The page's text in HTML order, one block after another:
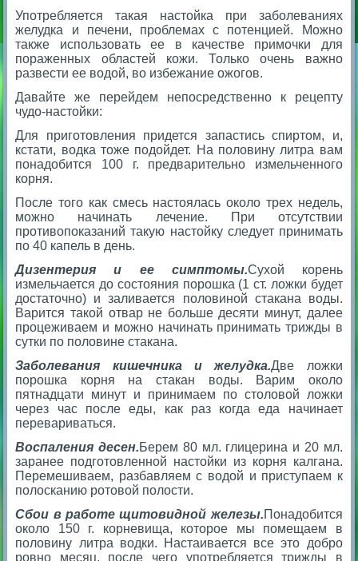
Употребляется такая настойка при заболеваниях
желудка и печени, проблемах с потенцией. Можно
также использовать ее в качестве примочки для
пораженных областей кожи. Только очень важно
развести ее водой, во избежание ожогов.
Давайте же перейдем непосредственно к рецепту
чудо-настойки:
Для приготовления придется запастись спиртом, и,
кстати, водка тоже подойдет. На половину литра вам
понадобится 100 г. предварительно измельченного
корня.
После того как смесь настоялась около трех недель,
можно начинать лечение. При отсутствии
противопоказаний такую настойку следует принимать
по 40 капель в день.
Дизентерия и ее симптомы.Сухой корень
измельчается до состояния порошка (1 ст. ложки будет
достаточно) и заливается половиной стакана воды.
Варится такой отвар не больше десяти минут, далее
процеживаем и можно начинать принимать трижды в
сутки по половине стакана.
Заболевания кишечника и желудка.Две ложки
порошка корня на стакан воды. Варим около
пятнадцати минут и принимаем по столовой ложки
через час после еды, как раз когда еда начинает
перевариваться.
Воспаления десен.Берем 80 мл. глицерина и 20 мл.
заранее подготовленной настойки из корня калгана.
Перемешиваем, разбавляем с водой и приступаем к
полосканию ротовой полости.
Сбои в работе щитовидной железы.Понадобится
около 150 г. корневища, которое мы помещаем в
половину литра водки. Настаивается все это добро
ровно месяц, после чего употребляется трижды в